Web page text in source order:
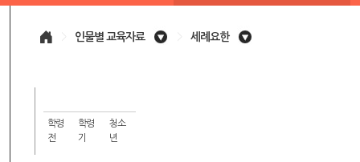
인물별 교육자료 세례요한
학령
전
학령
기
청소
년